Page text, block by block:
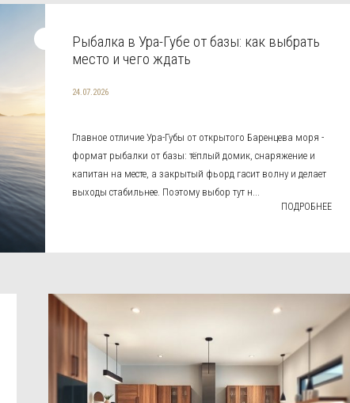
Рыбалка в Ура-Губе от базы: как выбрать
место и чего ждать
24.07.2026
Главное отличие Ура-Губы от открытого Баренцева моря -
формат рыбалки от базы: тёплый домик, снаряжение и
капитан на месте, а закрытый фьорд гасит волну и делает
выходы стабильнее. Поэтому выбор тут н...
ПОДРОБНЕЕ